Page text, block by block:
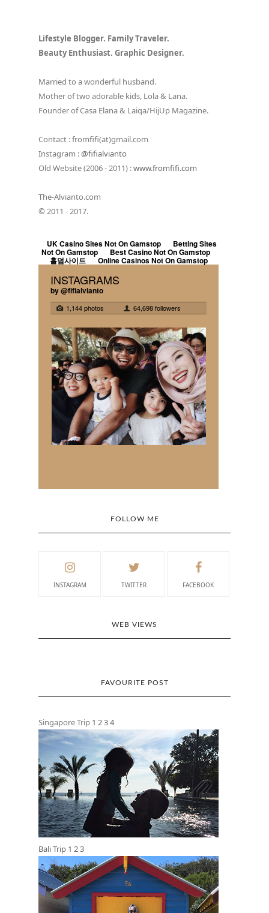
Lifestyle Blogger. Family Traveler.
Beauty Enthusiast. Graphic Designer.
Married to a wonderful husband.
Mother of two adorable kids, Lola & Lana.
Founder of Casa Elana & Laiqa/HijUp Magazine.
Contact : fromfifi(at)gmail.com
Instagram :@fifialvianto
Old Website (2006 - 2011) :www.fromfifi.com
The-Alvianto.com
© 2011 - 2017.
FOLLOW ME
INSTAGRAM TWITTER FACEBOOK
WEB VIEWS
FAVOURITE POST
Singapore Trip 1 234
Bali Trip 1 23